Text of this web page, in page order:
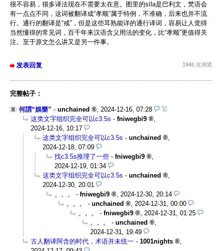
很不容易，很多译法现在不需要太在意。图里的sīla是巴利文，梵语会
有一点点不同，这词被翻译成“孝顺”属于特例，不准确，后来也并不流
行。通行的翻译是“戒”，但是这些耳熟能详的通行译词，容易让人觉得
当然懂得的常见词，百千年来汉语含义用法的变化，比“孝顺”更值得关
注。至于原文怎么讲又是另一件事。
发表回复 1946 次浏览
完整帖子：
何謂“娛樂” - unchained
2024-12-16, 07:28
这类文字组织完全可以c3.5s - fniwegbi9
2024-12-16, 10:17
这类文字组织完全可以c3.5s - unchained
2024-12-18, 07:09
找c3.5s推理了一些 - fniwegbi9
2024-12-19, 01:34
这类文字组织完全可以c3.5s - unchained
2024-12-30, 20:01
。。。
- fniwegbi9
2024-12-30, 20:14
。。。
- unchained
2024-12-31, 00:00
。。。
- fniwegbi9
2024-12-31, 01:25
。。。
- unchained
2024-12-31, 19:49
古人翻译阿含的时代，术语并未统一 - 1001nights